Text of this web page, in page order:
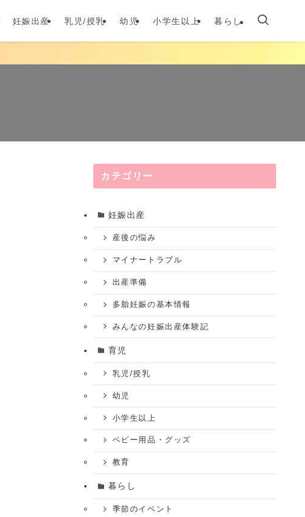
妊娠出産 乳児/授乳 幼児 小学生以上 暮らし
カテゴリー
妊娠出産
産後の悩み
マイナートラブル
出産準備
多胎妊娠の基本情報
みんなの妊娠出産体験記
育児
乳児/授乳
幼児
小学生以上
ベビー用品・グッズ
教育
暮らし
季節のイベント